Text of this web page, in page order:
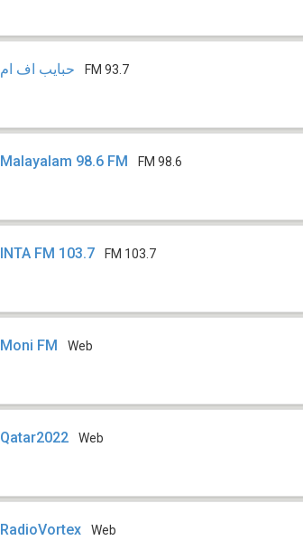
حبايب اف ام FM 93.7
Malayalam 98.6 FM FM 98.6
INTA FM 103.7 FM 103.7
Moni FM Web
Qatar2022 Web
RadioVortex Web